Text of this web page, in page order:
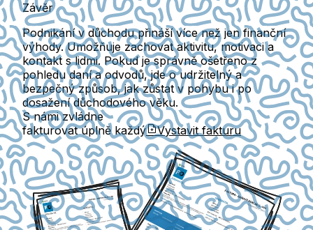
Závěr
Podnikání v důchodu přinášívíce než jen finanční
výhody.Umožňuje zachovat aktivitu, motivaci a
kontakt s lidmi. Pokud je správně ošetřeno z
pohledu daní a odvodů, jde o udržitelný a
bezpečný způsob, jak zůstat v pohybu i po
dosažení důchodového věku.
S námi zvládne
fakturovat úplně každý
Vystavit fakturu